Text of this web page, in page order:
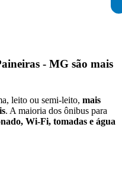
- MG são mais
leito ou semi-leito, mais
. A maioria dos ônibus para
Wi-Fi, tomadas e água